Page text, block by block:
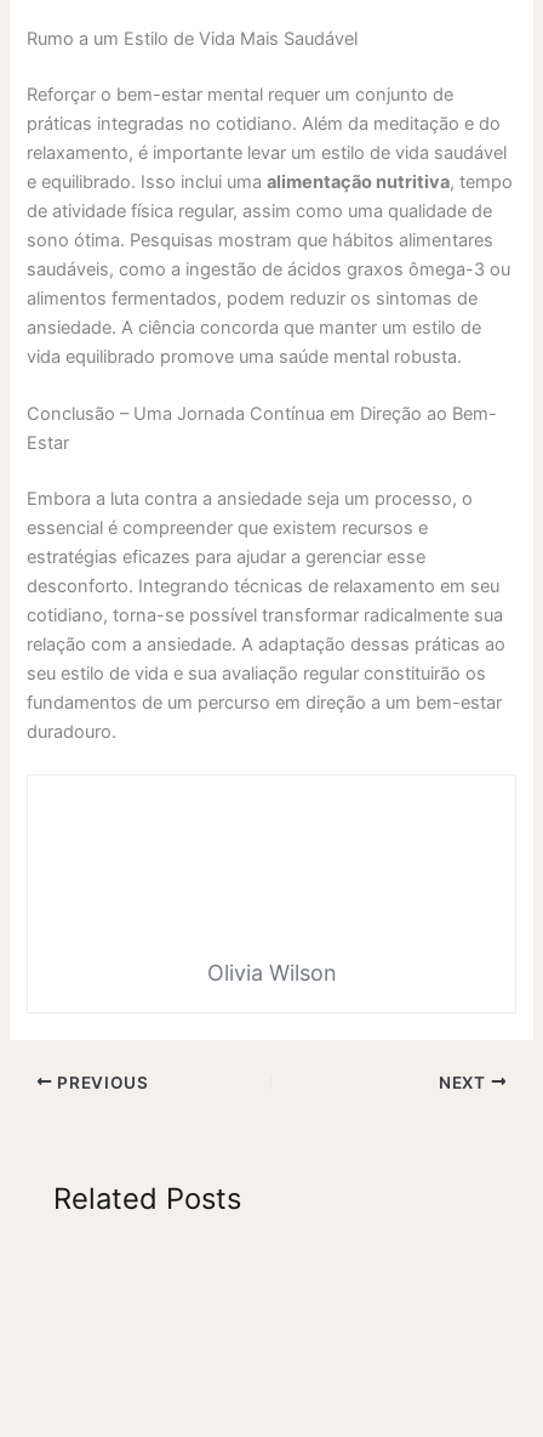
Rumo a um Estilo de Vida Mais Saudável
Reforçar o bem-estar mental requer um conjunto de
práticas integradas no cotidiano. Além da meditação e do
relaxamento, é importante levar um estilo de vida saudável
e equilibrado. Isso inclui umaalimentação nutritiva, tempo
de atividade física regular, assim como uma qualidade de
sono ótima. Pesquisas mostram que hábitos alimentares
saudáveis, como a ingestão de ácidos graxos ômega-3 ou
alimentos fermentados, podem reduzir os sintomas de
ansiedade. A ciência concorda que manter um estilo de
vida equilibrado promove uma saúde mental robusta.
Conclusão – Uma Jornada Contínua em Direção ao Bem-
Estar
Embora a luta contra a ansiedade seja um processo, o
essencial é compreender que existem recursos e
estratégias eficazes para ajudar a gerenciar esse
desconforto. Integrando técnicas de relaxamento em seu
cotidiano, torna-se possível transformar radicalmente sua
relação com a ansiedade. A adaptação dessas práticas ao
seu estilo de vida e sua avaliação regular constituirão os
fundamentos de um percurso em direção a um bem-estar
duradouro.
Olivia Wilson
PREVIOUS NEXT
Related Posts